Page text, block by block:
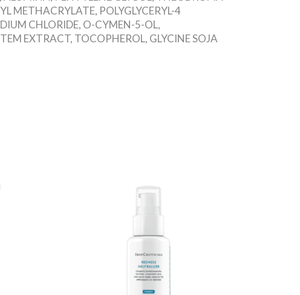
METHACRYLATE, POLYGLYCERYL-4
CHLORIDE, O-CYMEN-5-OL,
EXTRACT, TOCOPHEROL, GLYCINE SOJA